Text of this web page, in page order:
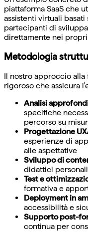
piattaforma SaaS che
assistenti virtuali
partecipanti di
direttamente nei
Metodologia
Il nostro approccio
rigoroso che assicura
Analisi
specifiche
percorso su
Progettazione
esperienze di
alle aspettative
Sviluppo di
didattici
Test e
formativa e
Deployment in
accessibilità e
Supporto post-
continua per